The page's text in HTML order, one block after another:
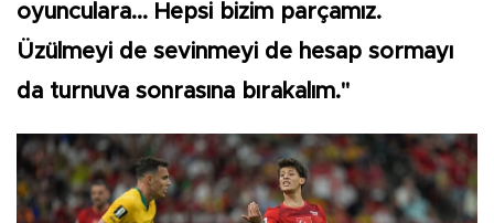
oyunculara... Hepsi bizim parçamız.
Üzülmeyi de sevinmeyi de hesap sormayı
da turnuva sonrasına bırakalım."